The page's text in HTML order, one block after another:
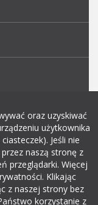
oraz uzyskiwać
użytkownika
Jeśli nie
naszą stronę z
przeglądarki. Więcej
Klikając
z naszej strony bez
korzystanie z